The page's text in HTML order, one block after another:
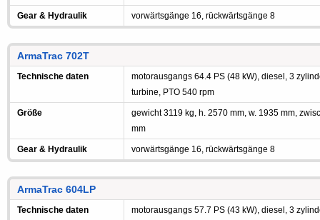
Gear & Hydraulik vorwärtsgänge 16, rückwärtsgänge 8
ArmaTrac 702T
Technische daten
motorausgangs 64.4 PS (48 kW), diesel, 3
turbine, PTO 540 rpm
Größe
gewicht 3119 kg, h. 2570 mm, w. 1935 mm,
mm
Gear & Hydraulik vorwärtsgänge 16, rückwärtsgänge 8
ArmaTrac 604LP
Technische daten
motorausgangs 57.7 PS (43 kW), diesel, 3